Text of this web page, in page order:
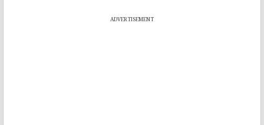
ADVERTISEMENT